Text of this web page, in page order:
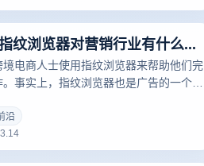
免费指纹浏览器对营销行业有什么作用？
电商人士使用指纹浏览器来帮助他们完
。事实上，指纹浏览器也是广告的一个非
沿